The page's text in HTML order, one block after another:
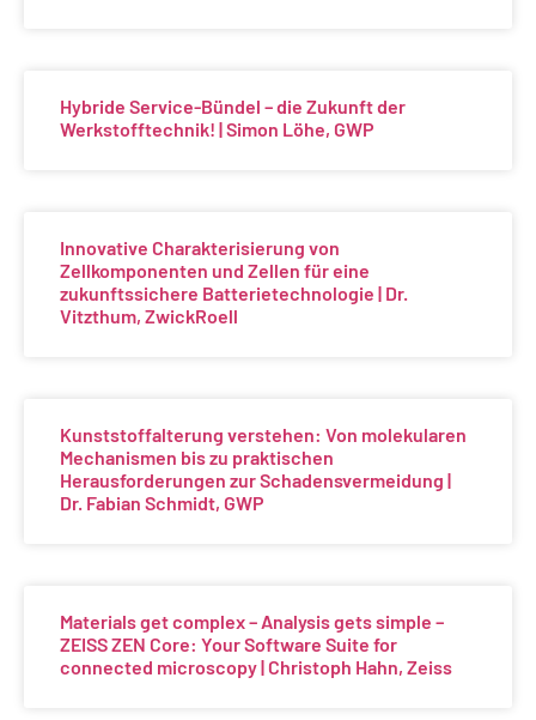
Hybride Service-Bündel – die Zukunft der
Werkstofftechnik! | Simon Löhe, GWP
Innovative Charakterisierung von
Zellkomponenten und Zellen für eine
zukunftssichere Batterietechnologie | Dr.
Vitzthum, ZwickRoell
Kunststoffalterung verstehen: Von molekularen
Mechanismen bis zu praktischen
Herausforderungen zur Schadensvermeidung |
Dr. Fabian Schmidt, GWP
Materials get complex – Analysis gets simple –
ZEISS ZEN Core: Your Software Suite for
connected microscopy | Christoph Hahn, Zeiss